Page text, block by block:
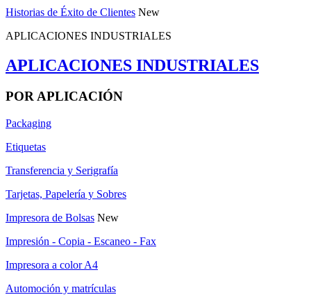
Historias de Éxito de Clientes New
APLICACIONES INDUSTRIALES
APLICACIONES INDUSTRIALES
POR APLICACIÓN
Packaging
Etiquetas
Transferencia y Serigrafía
Tarjetas, Papelería y Sobres
Impresora de Bolsas New
Impresión - Copia - Escaneo - Fax
Impresora a color A4
Automoción y matrículas